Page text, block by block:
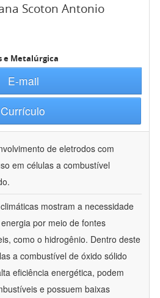
Scoton Antonio
e Metalúrgica
E-mail
Currículo
de eletrodos com
em células a combustível
mostram a necessidade
por meio de fontes
como o hidrogênio. Dentro deste
a combustível de óxido sólido
eficiência energética, podem
e possuem baixas